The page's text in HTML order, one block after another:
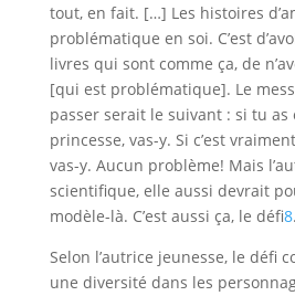
tout, en fait. […] Les histoires
problématique en soi. C’est
livres qui sont comme ça, de
[qui est problématique]. Le
passer serait le suivant : si tu as
princesse, vas-y. Si c’est
vas-y. Aucun problème! Mais
scientifique, elle aussi devrait
modèle-là. C’est aussi ça, le défi8.
Selon l’autrice jeunesse, le défi
une diversité dans les